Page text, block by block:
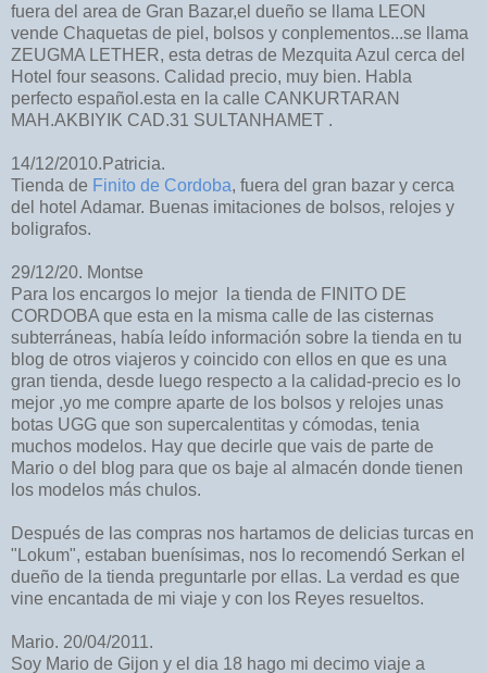
fuera del area de Gran Bazar,el dueño se llama LEON
vende Chaquetas de piel, bolsos y conplementos...se llama
ZEUGMA LETHER, esta detras de Mezquita Azul cerca del
Hotel four seasons. Calidad precio, muy bien. Habla
perfecto español.esta en la calle CANKURTARAN
MAH.AKBIYIK CAD.31 SULTANHAMET .
14/12/2010.Patricia.
Tienda de Finito de Cordoba, fuera del gran bazar y cerca
del hotel Adamar. Buenas imitaciones de bolsos, relojes y
boligrafos.
29/12/20. Montse
Para los encargos lo mejor la tienda de FINITO DE
CORDOBA que esta en la misma calle de las cisternas
subterráneas, había leído información sobre la tienda en tu
blog de otros viajeros y coincido con ellos en que es una
gran tienda, desde luego respecto a la calidad-precio es lo
mejor ,yo me compre aparte de los bolsos y relojes unas
botas UGG que son supercalentitas y cómodas, tenia
muchos modelos. Hay que decirle que vais de parte de
Mario o del blog para que os baje al almacén donde tienen
los modelos más chulos.
Después de las compras nos hartamos de delicias turcas en
"Lokum", estaban buenísimas, nos lo recomendó Serkan el
dueño de la tienda preguntarle por ellas. La verdad es que
vine encantada de mi viaje y con los Reyes resueltos.
Mario. 20/04/2011.
Soy Mario de Gijon y el dia 18 hago mi decimo viaje a